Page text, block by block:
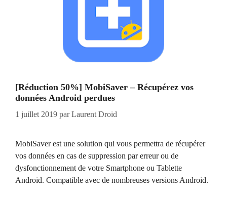
[Réduction 50%] MobiSaver – Récupérez vos
données Android perdues
1 juillet 2019 parLaurent Droid
MobiSaver est une solution qui vous permettra de récupérer
vos données en cas de suppression par erreur ou de
dysfonctionnement de votre Smartphone ou Tablette
Android. Compatible avec de nombreuses versions Android.